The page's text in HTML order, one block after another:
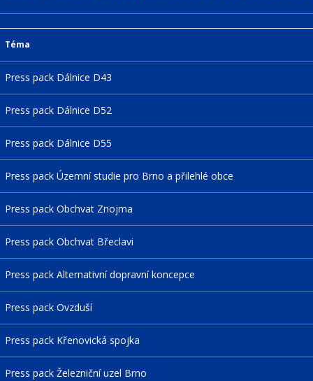
Téma
Press pack Dálnice D43
Press pack Dálnice D52
Press pack Dálnice D55
Press pack Územní studie pro Brno a přilehlé obce
Press pack Obchvat Znojma
Press pack Obchvat Břeclavi
Press pack Alternativní dopravní koncepce
Press pack Ovzduší
Press pack Křenovická spojka
Press pack Železniční uzel Brno